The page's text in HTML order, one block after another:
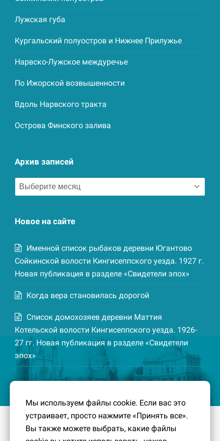
Лужская губа
Кургальский полуостров и Нижнее Прилужье
Нарвско-Лужское междуречье
По Ижорской возвышенности
Вдоль Нарвского тракта
Острова Финского залива
Архив записей
Архив
записей
Новое на сайте
Именной список рыбаков деревни Югантово
Сойкинской волости Кингисеппского уезда. 1927 г.
Новая публикация в разделе «Свидетели эпох»
Когда вера становилась дорогой
Список домохозяев деревни Маттия
Котельской волости Кингисеппского уезда. 1926-
27 гг. Новая публикация в разделе «Свидетели
эпох»
© 2016-2026 Южный берег Финского залива
– Кусочек
малой Родины, без которого трудно представить себе
Мы используем файлы cookie. Если вас это
устраивает, просто нажмите «Принять все».
Вы также можете выбрать, какие файлы